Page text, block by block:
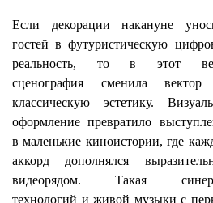
Если декорации накануне
гостей в футуристическую
реальность, то в этот
сценография сменила
классическую эстетику.
оформление превратило
в маленькие киноистории, где
аккорд дополнялся
видеорядом. Такая
технологий и живой музыки с